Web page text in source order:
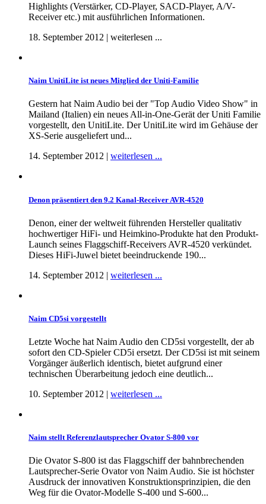
Highlights (Verstärker, CD-Player, SACD-Player, A/V-
Receiver etc.) mit ausführlichen Informationen.
18. September 2012 | weiterlesen ...
Naim UnitiLite ist neues Mitglied der Uniti-Familie
Gestern hat Naim Audio bei der "Top Audio Video Show" in
Mailand (Italien) ein neues All-in-One-Gerät der Uniti Familie
vorgestellt, den UnitiLite. Der UnitiLite wird im Gehäuse der
XS-Serie ausgeliefert und...
14. September 2012 | weiterlesen ...
Denon präsentiert den 9.2 Kanal-Receiver AVR-4520
Denon, einer der weltweit führenden Hersteller qualitativ
hochwertiger HiFi- und Heimkino-Produkte hat den Produkt-
Launch seines Flaggschiff-Receivers AVR-4520 verkündet.
Dieses HiFi-Juwel bietet beeindruckende 190...
14. September 2012 | weiterlesen ...
Naim CD5si vorgestellt
Letzte Woche hat Naim Audio den CD5si vorgestellt, der ab
sofort den CD-Spieler CD5i ersetzt. Der CD5si ist mit seinem
Vorgänger äußerlich identisch, bietet aufgrund einer
technischen Überarbeitung jedoch eine deutlich...
10. September 2012 | weiterlesen ...
Naim stellt Referenzlautsprecher Ovator S-800 vor
Die Ovator S-800 ist das Flaggschiff der bahnbrechenden
Lautsprecher-Serie Ovator von Naim Audio. Sie ist höchster
Ausdruck der innovativen Konstruktionsprinzipien, die den
Weg für die Ovator-Modelle S-400 und S-600...